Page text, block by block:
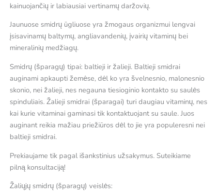
kainuojančių ir labiausiai vertinamų daržovių.
Jaunuose smidrų ūgliuose yra žmogaus organizmui lengvai
įsisavinamų baltymų, angliavandenių, įvairių vitaminų bei
mineralinių medžiagų.
Smidrų (šparagų) tipai: baltieji ir žalieji. Baltieji smidrai
auginami apkaupti žemėse, dėl ko yra švelnesnio, malonesnio
skonio, nei žalieji, nes negauna tiesioginio kontakto su saulės
spinduliais. Žalieji smidrai (šparagai) turi daugiau vitaminų, nes
kai kurie vitaminai gaminasi tik kontaktuojant su saule. Juos
auginant reikia mažiau priežiūros dėl to jie yra populeresni nei
baltieji smidrai.
Prekiaujame tik pagal išankstinius užsakymus. Suteikiame
pilną konsultaciją!
Žaliųjų smidrų (šparagų) veislės: